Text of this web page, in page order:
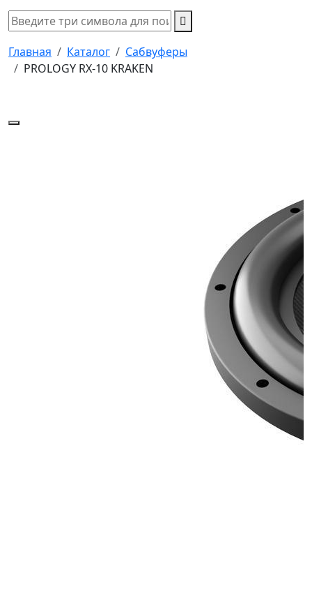
Главная Каталог
Сабвуферы
PROLOGY RX-10 KRAKEN